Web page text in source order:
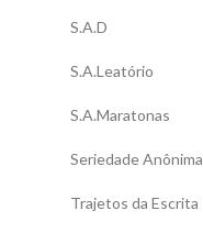
S.A.D
S.A.Leatório
S.A.Maratonas
Seriedade Anônima
Trajetos da Escrita